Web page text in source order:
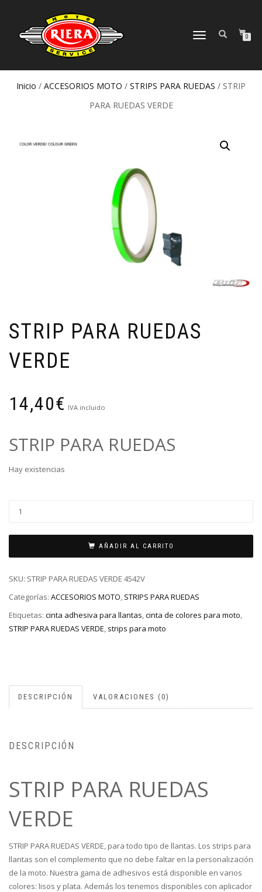
CAMBIAR
0
Inicio / ACCESORIOS MOTO / STRIPS PARA RUEDAS / STRIP
PARA RUEDAS VERDE
STRIP PARA RUEDAS
VERDE
14,40€ IVA incluido
STRIP PARA RUEDAS
Hay existencias
AÑADIR AL CARRITO
SKU: STRIP PARA RUEDAS VERDE 4542V
Categorías: ACCESORIOS MOTO, STRIPS PARA RUEDAS
Etiquetas: cinta adhesiva para llantas,cinta de colores para moto,
STRIP PARA RUEDAS VERDE, strips para moto
DESCRIPCIÓN VALORACIONES (0)
DESCRIPCIÓN
STRIP PARA RUEDAS
VERDE
STRIP PARA RUEDAS VERDE, para todo tipo de llantas. Los strips para
llantas son el complemento que no debe faltar en la personalización
de la moto. Nuestra gama de adhesivos está disponible en varios
colores: lisos y plata. Además los tenemos disponibles con aplicador